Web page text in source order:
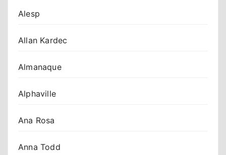
Alesp
Allan Kardec
Almanaque
Alphaville
Ana Rosa
Anna Todd